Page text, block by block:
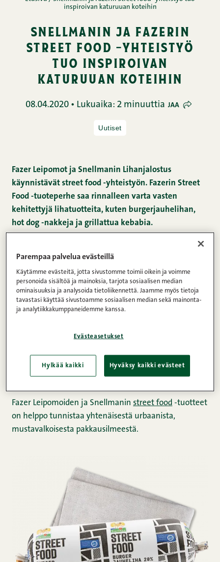
inspiroivan katuruuan koteihin
snellmanin ja fazerin
street food -yhteistyö
tuo inspiroivan
katuruuan koteihin
08.04.2020 • Lukuaika: 2 minuuttia JAA
Uutiset
Fazer Leipomot ja Snellmanin Lihanjalostus
käynnistävät street food -yhteistyön. Fazerin Street
Food -tuoteperhe saa rinnalleen varta vasten
kehitettyjä lihatuotteita, kuten burgerjauhelihan,
hot dog -nakkeja ja grillattua kebabia.
Pressmeddelande.
Fazer ja Snellman ovat tuoteryhmiensä
brändejä. Suomalaisina perheyrityksinä molemmilla
maku ja tinkimätön laatu, joten yhteistyölle oli
luontevat perusteet.
Fazer Leipomoiden ja Snellmanin street food -tuotteet
on helppo tunnistaa yhtenäisestä urbaanista,
mustavalkoisesta pakkausilmeestä.
Parempaa palvelua evästeillä
Käytämme evästeitä, jotta sivustomme toimii oikein ja voimme
personoida sisältöä ja mainoksia, tarjota sosiaalisen median
ominaisuuksia ja analysoida tietoliikennettä. Jaamme myös tietoja
tavastasi käyttää sivustoamme sosiaalisen median sekä mainonta-
ja analytiikkakumppaneidemme kanssa.
Evästeasetukset
Hylkää kaikki Hyväksy kaikki evästeet